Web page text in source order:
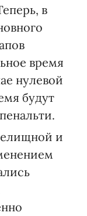
в
время
нулевой
будут
и